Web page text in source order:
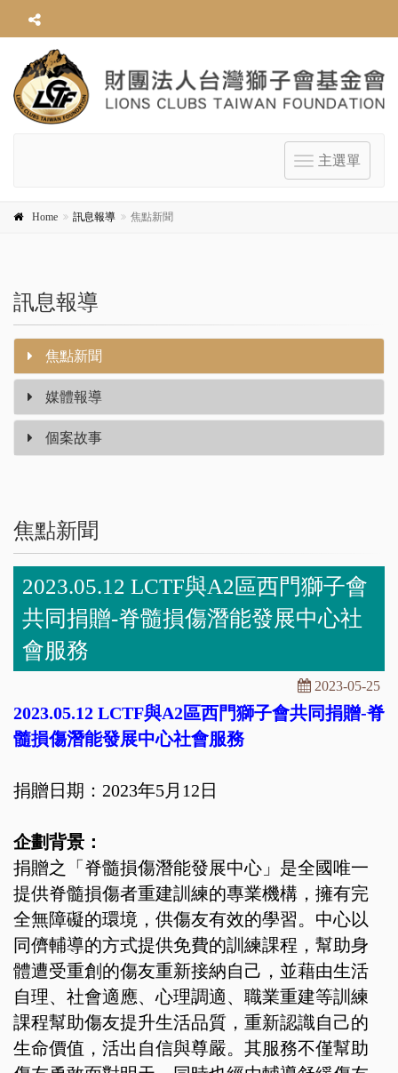
主選單
Toggle
navigation
Home 訊息報導 焦點新聞
訊息報導
焦點新聞
媒體報導
個案故事
焦點新聞
2023.05.12 LCTF與A2區西門獅子會
共同捐贈-脊髓損傷潛能發展中心社
會服務
2023-05-25
2023.05.12 LCTF與A2區西門獅子會共同捐贈-脊
髓損傷潛能發展中心社會服務
捐贈日期：2023年5月12日
企劃背景：
捐贈之「脊髓損傷潛能發展中心」是全國唯一
提供脊髓損傷者重建訓練的專業機構，擁有完
全無障礙的環境，供傷友有效的學習。中心以
同儕輔導的方式提供免費的訓練課程，幫助身
體遭受重創的傷友重新接納自己，並藉由生活
自理、社會適應、心理調適、職業重建等訓練
課程幫助傷友提升生活品質，重新認識自己的
生命價值，活出自信與尊嚴。其服務不僅幫助